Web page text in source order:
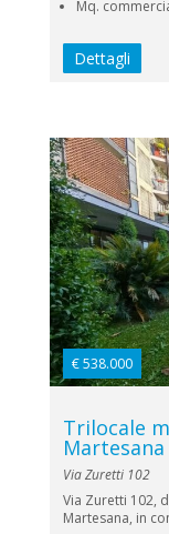
Mq.
Dettagli
€ 538.000
Trilocale
Martesana
Via Zuretti 102
Via Zuretti 102,
Martesana, in